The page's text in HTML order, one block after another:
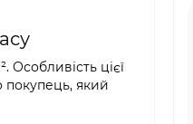
Особливість цієї
покупець, який